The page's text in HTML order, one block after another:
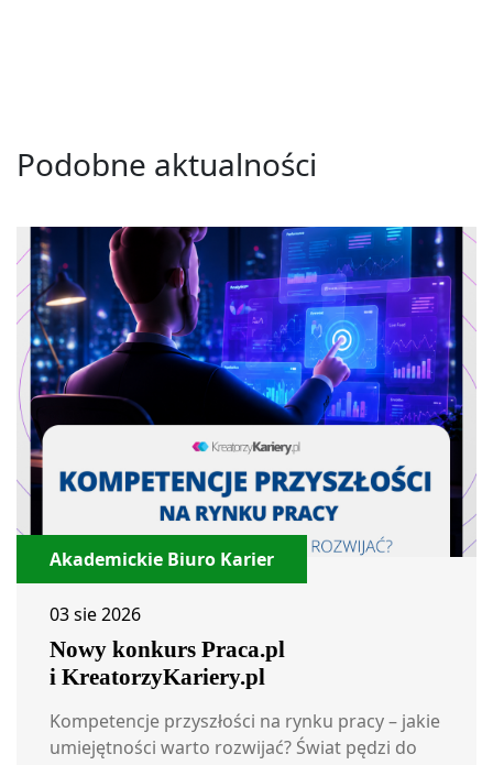
Podobne aktualności
Akademickie Biuro Karier
03 sie 2026
Nowy konkurs Praca.pl
i KreatorzyKariery.pl
Kompetencje przyszłości na rynku pracy – jakie
umiejętności warto rozwijać? Świat pędzi do